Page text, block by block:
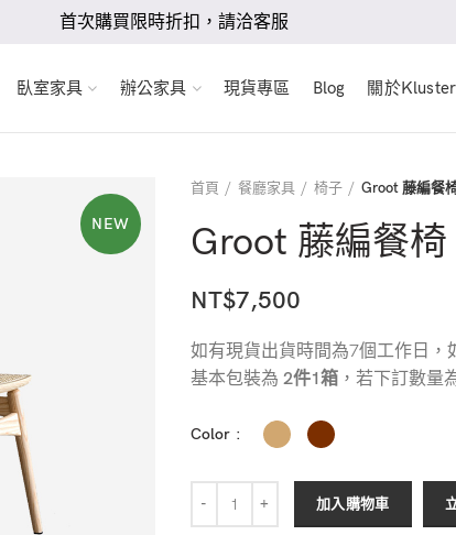
臥室家具 辦公家具 現貨專區 Blog 關於Kluster
NEW
首頁 餐廳家具 椅子 Groot 藤編餐
Groot 藤編餐椅
NT$7,500
如有現貨出貨時間為7個工作日，
基本包裝為 2件1箱 ，若下訂數量
Color
Groot 藤編餐椅 數量
加入購物車
首次購買限時折扣，請洽客服